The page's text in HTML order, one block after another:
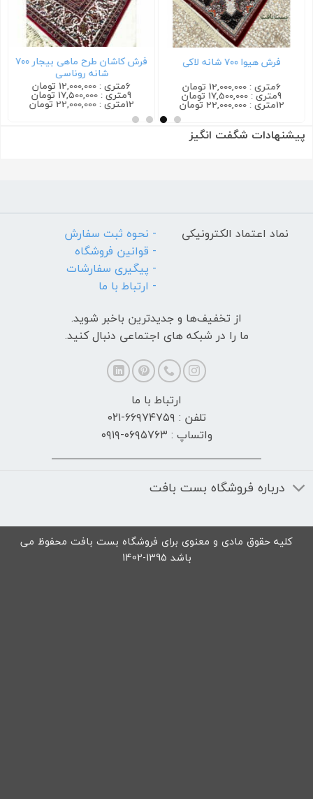
فرش هیوا ۷۰۰ شانه لاکی
6متری : 12,000,000 تومان
9متری : 17,500,000 تومان
12متری : 22,000,000 تومان
فرش کاشان طرح ماهی بیجار ۷۰۰
شانه روناسی
6متری : 12,000,000 تومان
9متری : 17,500,000 تومان
12متری : 22,000,000 تومان
پیشنهادات شگفت انگیز
نماد اعتماد الکترونیکی
- نحوه ثبت سفارش
- قوانین فروشگاه
- پیگیری سفارشات
- ارتباط با ما
از تخفیف‌ها و جدیدترین‌ باخبر شوید.
ما را در شبکه های اجتماعی دنبال کنید.
ارتباط با ما
تلفن : ۶۶۹۷۴۷۵۹-۰۲۱
واتساپ : ۰۶۹۵۷۶۳-۰۹۱۹
درباره فروشگاه بست بافت
کلیه حقوق مادی و معنوی برای فروشگاه بست بافت محفوظ می
باشد 1395-1402